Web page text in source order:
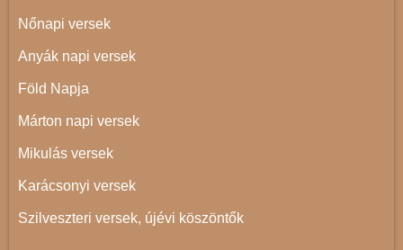
Nőnapi versek
Anyák napi versek
Föld Napja
Márton napi versek
Mikulás versek
Karácsonyi versek
Szilveszteri versek, újévi köszöntők